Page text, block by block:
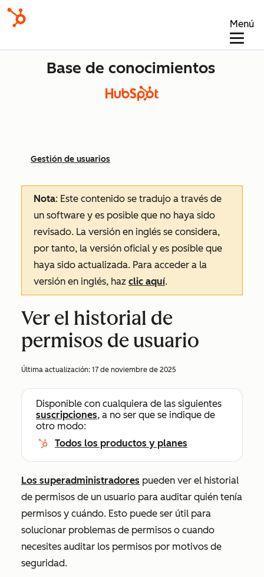
Menú
Base de conocimientos
Gestión de usuarios
Nota: Este contenido se tradujo a través de
un software y es posible que no haya sido
revisado. La versión en inglés se considera,
por tanto, la versión oficial y es posible que
haya sido actualizada. Para acceder a la
versión en inglés, haz clic aquí.
Ver el historial de
permisos de usuario
Última actualización: 17 de noviembre de 2025
Disponible con cualquiera de las siguientes
suscripciones, a no ser que se indique de
otro modo:
Todos los productos y planes
Los superadministradores pueden ver el historial
de permisos de un usuario para auditar quién tenía
permisos y cuándo. Esto puede ser útil para
solucionar problemas de permisos o cuando
necesites auditar los permisos por motivos de
seguridad.